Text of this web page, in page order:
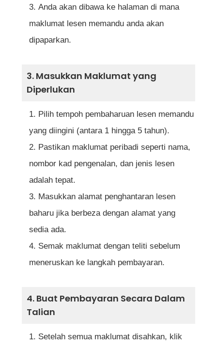
Anda akan dibawa ke halaman di mana
maklumat lesen memandu anda akan
dipaparkan.
3. Masukkan Maklumat yang
Diperlukan
Pilih tempoh pembaharuan lesen memandu
yang diingini (antara 1 hingga 5 tahun).
Pastikan maklumat peribadi seperti nama,
nombor kad pengenalan, dan jenis lesen
adalah tepat.
Masukkan alamat penghantaran lesen
baharu jika berbeza dengan alamat yang
sedia ada.
Semak maklumat dengan teliti sebelum
meneruskan ke langkah pembayaran.
4. Buat Pembayaran Secara Dalam
Talian
Setelah semua maklumat disahkan, klik